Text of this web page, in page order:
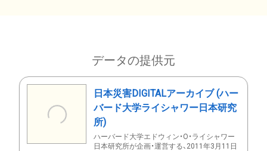
データの提供元
日本災害DIGITALアーカイブ (ハー
バード大学ライシャワー日本研究
所)
ハーバード大学エドウィン・O・ライシャワー
日本研究所が企画・運営する、2011年3月11日